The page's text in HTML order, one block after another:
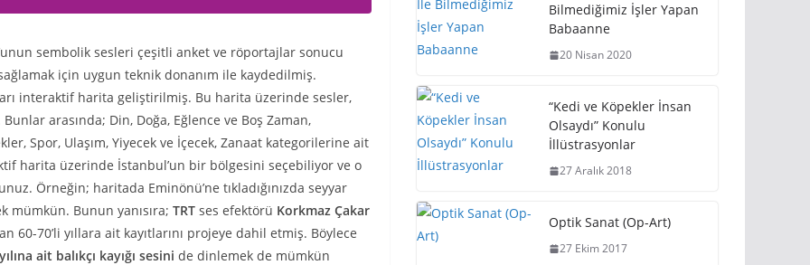
sembolik sesleri çeşitli anket ve röportajlar sonucu
için uygun teknik donanım ile kaydedilmiş.
interaktif harita geliştirilmiş. Bu harita üzerinde sesler,
arasında; Din, Doğa, Eğlence ve Boş Zaman,
Spor, Ulaşım, Yiyecek ve İçecek, Zanaat kategorilerine ait
harita üzerinde İstanbul’un bir bölgesini seçebiliyor ve o
Örneğin; haritada Eminönü’ne tıkladığınızda seyyar
mümkün. Bunun yanısıra; TRT ses efektörü Korkmaz Çakar
70’li yıllara ait kayıtlarını projeye dahil etmiş. Böylece
ait balıkçı kayığı sesini de dinlemek de mümkün
Bilmediğimiz İşler Yapan
Babaanne
20 Nisan 2020
“Kedi ve Köpekler İnsan
Olsaydı” Konulu
İllüstrasyonlar
27 Aralık 2018
Optik Sanat (Op-Art)
27 Ekim 2017